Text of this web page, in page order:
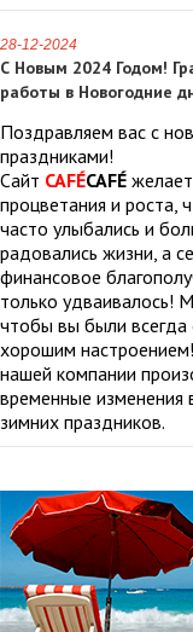
28-12-2024
С Новым 2024 Годом!
работы в Новогодние
Поздравляем вас с
праздниками!
Сайт CAFÉCAFÉ
процветания и роста,
часто улыбались и
радовались жизни, а
финансовое
только удваивалось!
чтобы вы были всегда
хорошим
нашей компании
временные изменения
зимних праздников.